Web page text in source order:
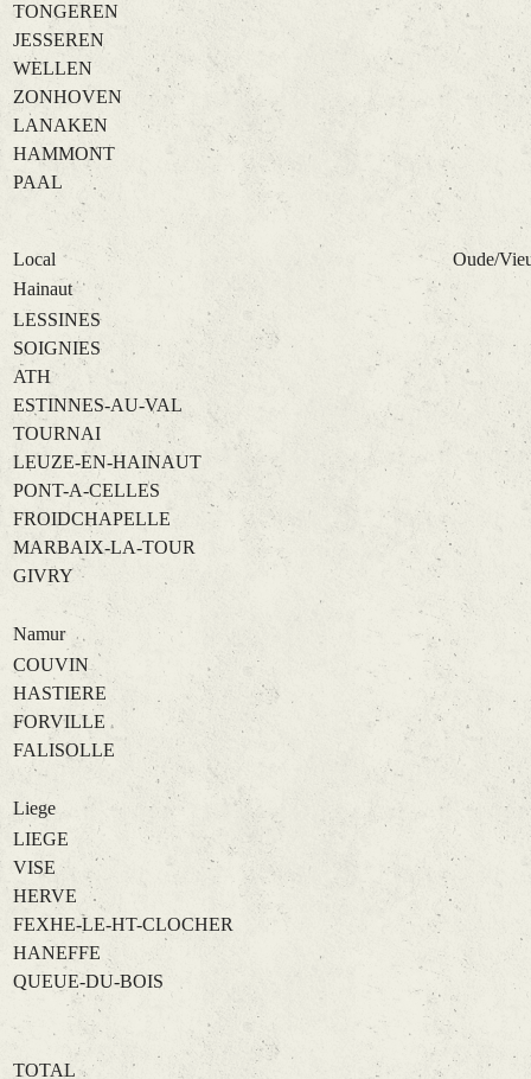
TONGEREN
JESSEREN
WELLEN
ZONHOVEN
LANAKEN
HAMMONT
PAAL
Local
Oude/
Hainaut
LESSINES
SOIGNIES
ATH
ESTINNES-AU-VAL
TOURNAI
LEUZE-EN-HAINAUT
PONT-A-CELLES
FROIDCHAPELLE
MARBAIX-LA-TOUR
GIVRY
Namur
COUVIN
HASTIERE
FORVILLE
FALISOLLE
Liege
LIEGE
VISE
HERVE
FEXHE-LE-HT-CLOCHER
HANEFFE
QUEUE-DU-BOIS
TOTAL